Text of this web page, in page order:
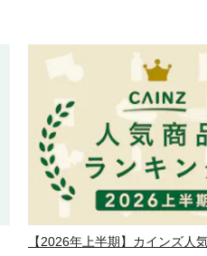
【2026年上半期】カインズ人